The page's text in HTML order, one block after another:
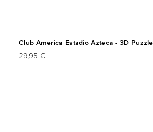
Club America Estadio Azteca - 3D Puzzle
29,95 €